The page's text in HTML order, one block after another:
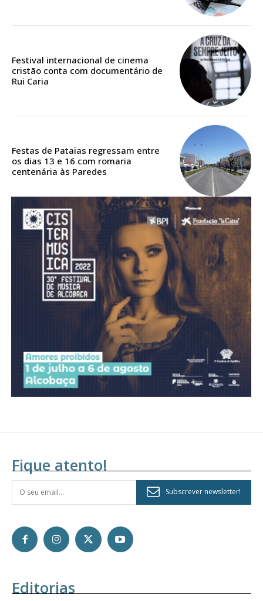
Festival internacional de cinema
cristão conta com documentário de
Rui Caria
Festas de Pataias regressam entre
os dias 13 e 16 com romaria
centenária às Paredes
Fique atento!
Subscrever newsletter!
Editorias